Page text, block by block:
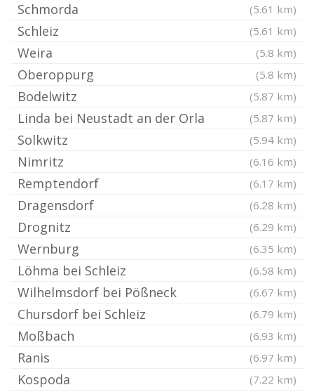
Schmorda (5.61 km)
Schleiz (5.61 km)
Weira (5.8 km)
Oberoppurg (5.8 km)
Bodelwitz (5.87 km)
Linda bei Neustadt an der Orla (5.87 km)
Solkwitz (5.94 km)
Nimritz (6.16 km)
Remptendorf (6.17 km)
Dragensdorf (6.28 km)
Drognitz (6.29 km)
Wernburg (6.35 km)
Löhma bei Schleiz (6.58 km)
Wilhelmsdorf bei Pößneck (6.67 km)
Chursdorf bei Schleiz (6.79 km)
Moßbach (6.93 km)
Ranis (6.97 km)
Kospoda (7.22 km)